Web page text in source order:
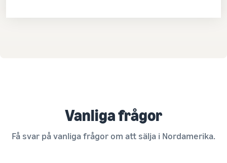
Vanliga frågor
Få svar på vanliga frågor om att sälja i Nordamerika.